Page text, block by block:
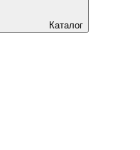
Каталог